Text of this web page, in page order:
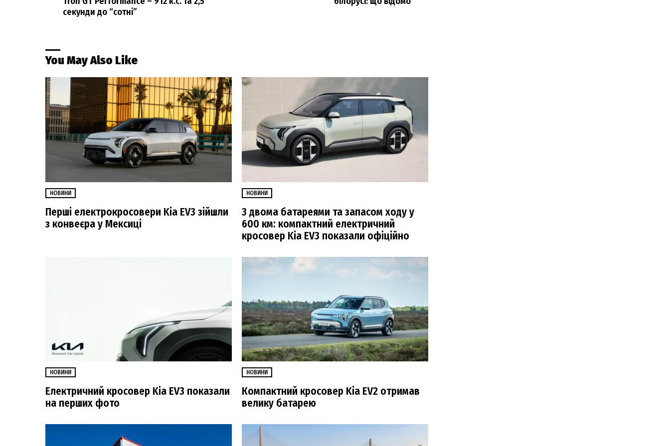
секунди до “сотні”
You May Also Like
НОВИНИ
Перші електрокросовери Kia EV3 зійшли
з конвеєра у Мексиці
НОВИНИ
З двома батареями та запасом ходу у
600 км: компактний електричний
кросовер Kia EV3 показали офіційно
НОВИНИ
Електричний кросовер Kia EV3 показали
на перших фото
НОВИНИ
Компактний кросовер Kia EV2 отримав
велику батарею